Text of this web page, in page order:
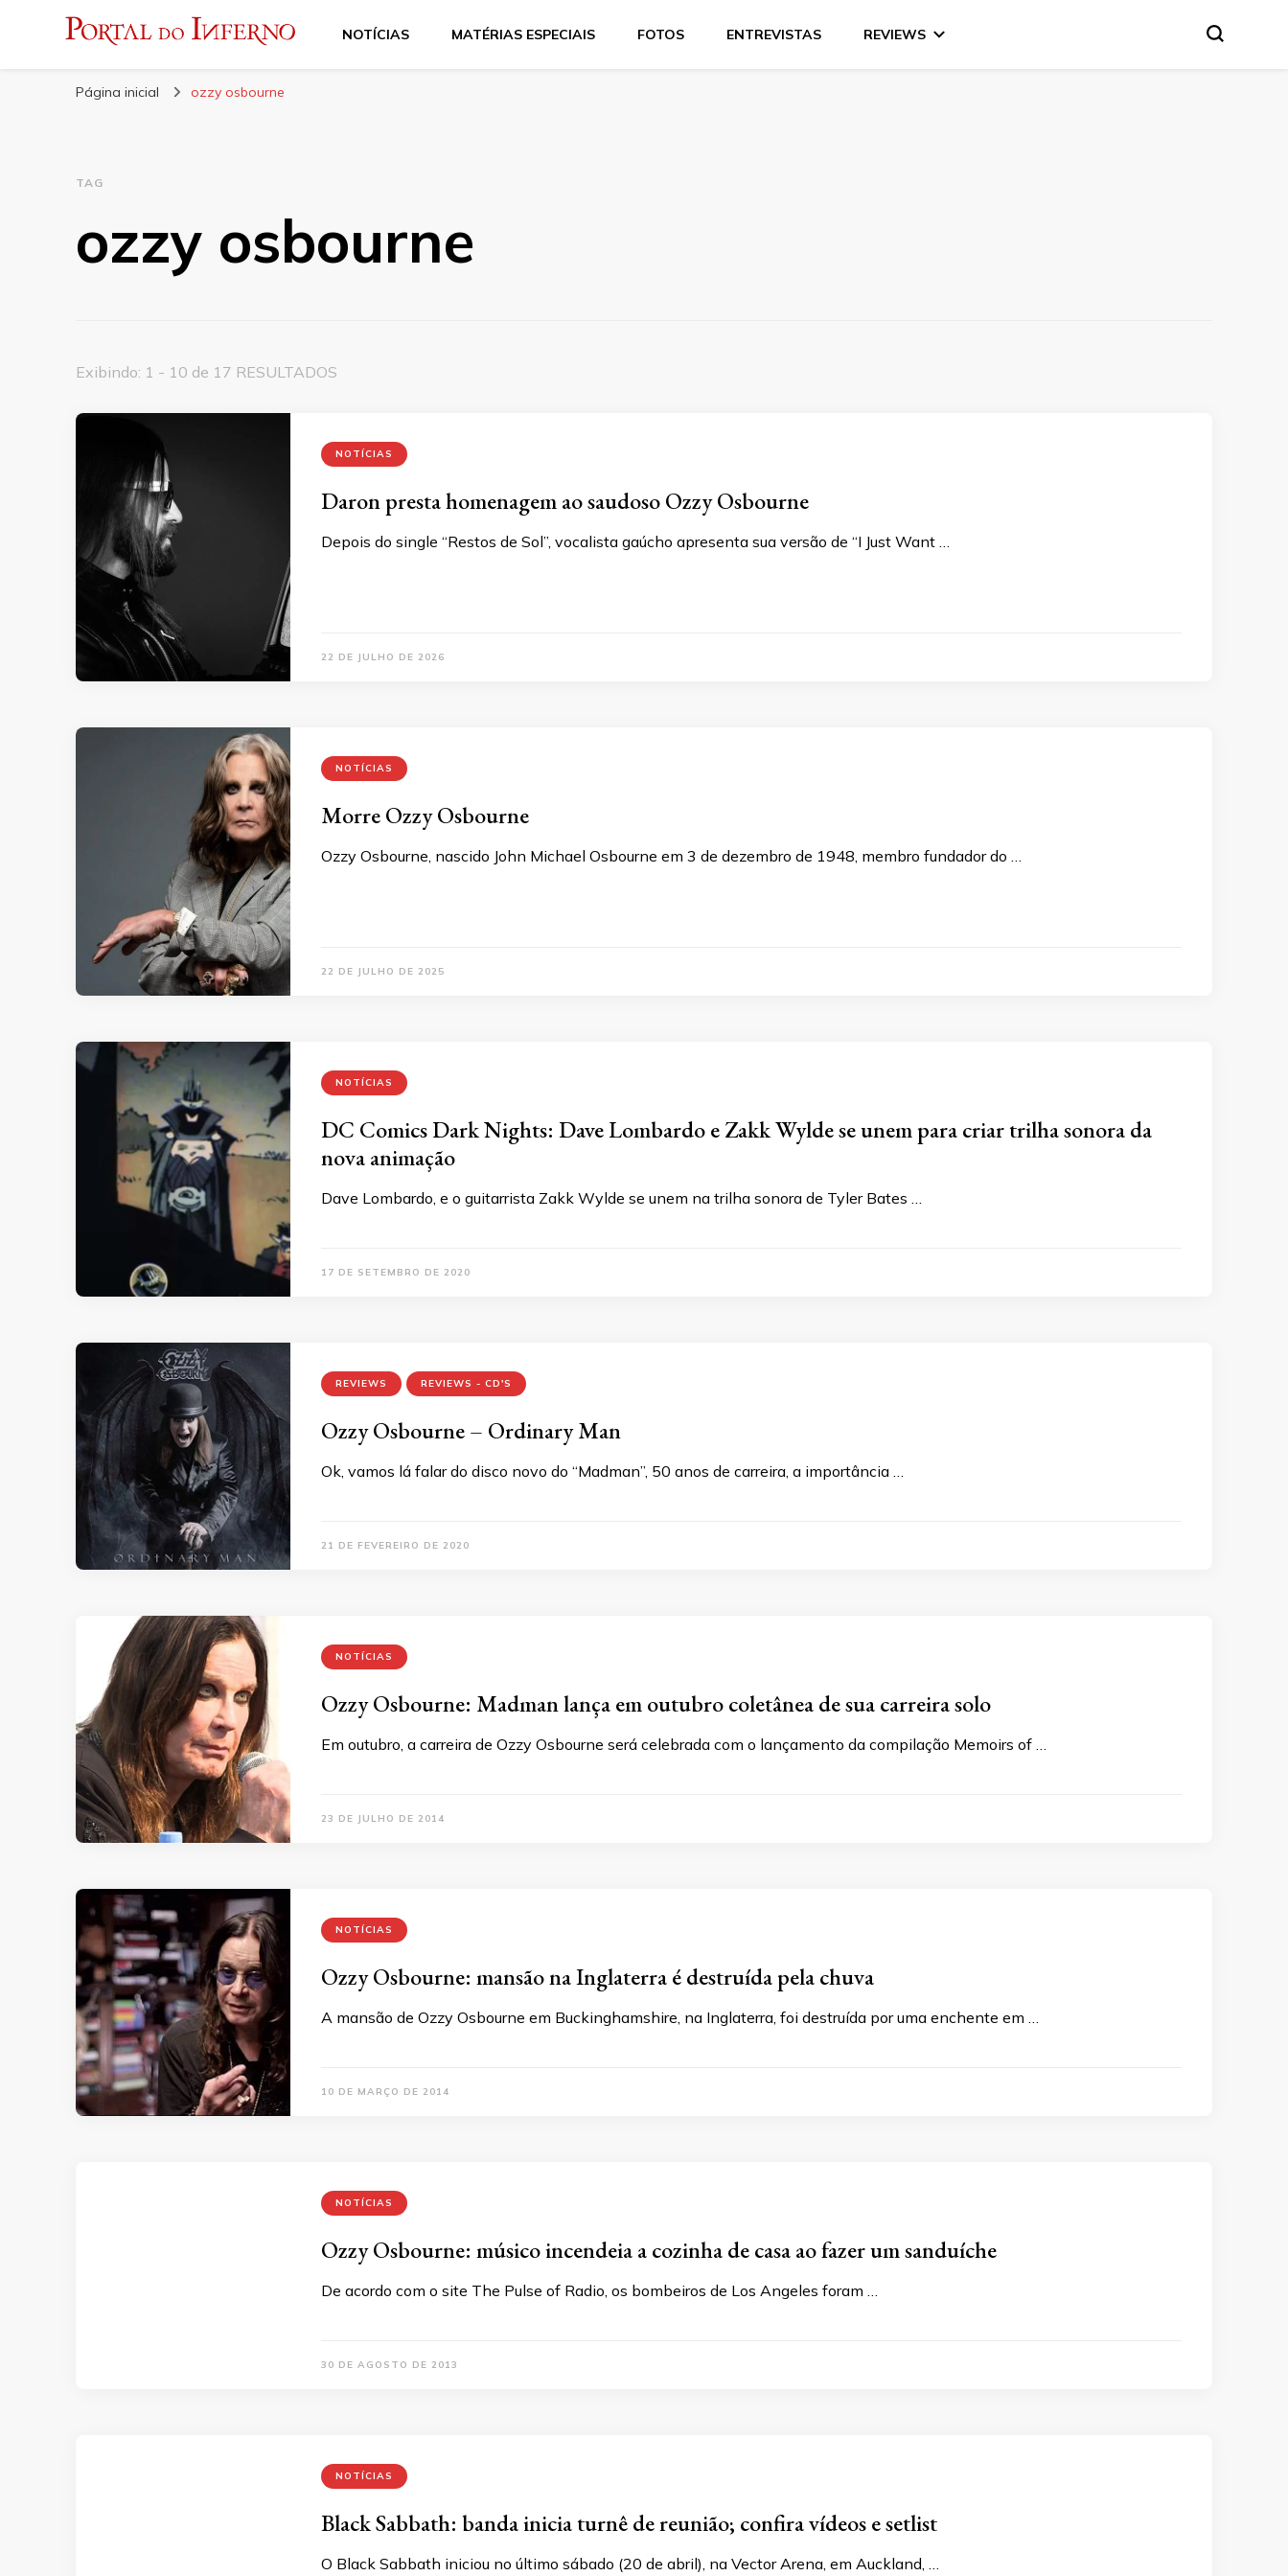
Portal do Inferno
NOTÍCIAS MATÉRIAS ESPECIAIS FOTOS ENTREVISTAS REVIEWS
Página inicial ozzy osbourne
TAG
ozzy osbourne
Exibindo: 1 - 10 de 17 RESULTADOS
NOTÍCIAS
Daron presta homenagem ao saudoso Ozzy Osbourne
Depois do single “Restos de Sol”, vocalista gaúcho apresenta sua versão de “I Just Want …
22 DE JULHO DE 2026
NOTÍCIAS
Morre Ozzy Osbourne
Ozzy Osbourne, nascido John Michael Osbourne em 3 de dezembro de 1948, membro fundador do …
22 DE JULHO DE 2025
NOTÍCIAS
DC Comics Dark Nights: Dave Lombardo e Zakk Wylde se unem para criar trilha sonora da
nova animação
Dave Lombardo, e o guitarrista Zakk Wylde se unem na trilha sonora de Tyler Bates …
17 DE SETEMBRO DE 2020
REVIEWS REVIEWS - CD'S
Ozzy Osbourne – Ordinary Man
Ok, vamos lá falar do disco novo do “Madman”, 50 anos de carreira, a importância …
21 DE FEVEREIRO DE 2020
NOTÍCIAS
Ozzy Osbourne: Madman lança em outubro coletânea de sua carreira solo
Em outubro, a carreira de Ozzy Osbourne será celebrada com o lançamento da compilação Memoirs of …
23 DE JULHO DE 2014
NOTÍCIAS
Ozzy Osbourne: mansão na Inglaterra é destruída pela chuva
A mansão de Ozzy Osbourne em Buckinghamshire, na Inglaterra, foi destruída por uma enchente em …
10 DE MARÇO DE 2014
NOTÍCIAS
Ozzy Osbourne: músico incendeia a cozinha de casa ao fazer um sanduíche
De acordo com o site The Pulse of Radio, os bombeiros de Los Angeles foram …
30 DE AGOSTO DE 2013
NOTÍCIAS
Black Sabbath: banda inicia turnê de reunião; confira vídeos e setlist
O Black Sabbath iniciou no último sábado (20 de abril), na Vector Arena, em Auckland, …